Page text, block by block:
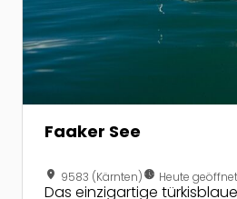
Faaker See
location_on 9583 (Kärnten)nest_clock_farsight_analog Heute geöffnet
Das einzigartige